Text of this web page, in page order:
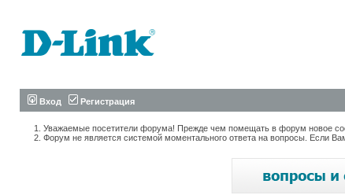
Вход Регистрация
Уважаемые посетители форума! Прежде чем помещать в форум новое
Форум не является системой моментального ответа на вопросы. Если